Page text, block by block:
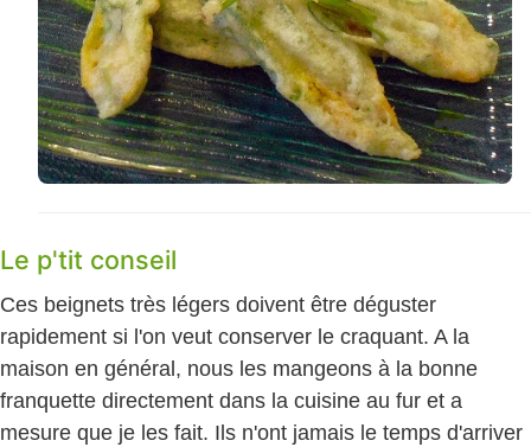
Le p'tit conseil
Ces beignets très légers doivent être déguster
rapidement si l'on veut conserver le craquant. A la
maison en général, nous les mangeons à la bonne
franquette directement dans la cuisine au fur et a
mesure que je les fait. Ils n'ont jamais le temps d'arriver